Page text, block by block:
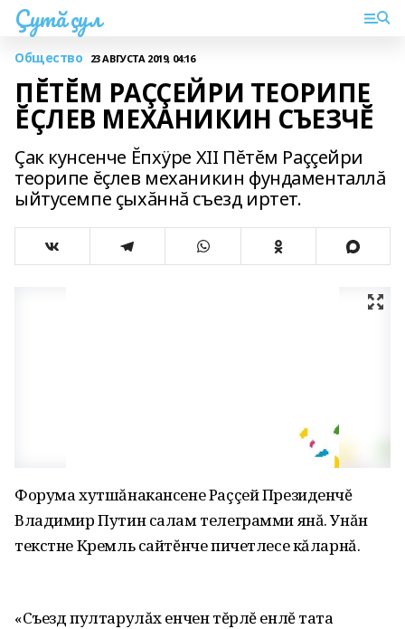
Çутă çул
Общество 23 АВГУСТА 2019, 04:16
ПĔТĔМ РАÇÇЕЙРИ ТЕОРИПЕ
ĔÇЛЕВ МЕХАНИКИН СЪЕЗЧĔ
Çак кунсенче Ĕпхÿре XII Пĕтĕм Раççейри
теорипе ĕçлев механикин фундаменталлă
ыйтусемпе çыхăннă съезд иртет.
Форума хутшăнакансене Раççей Президенчĕ
Владимир Путин салам телеграмми янă. Унăн
текстне Кремль сайтĕнче пичетлесе кăларнă.
«Съезд пултарулăх енчен тĕрлĕ енлĕ тата